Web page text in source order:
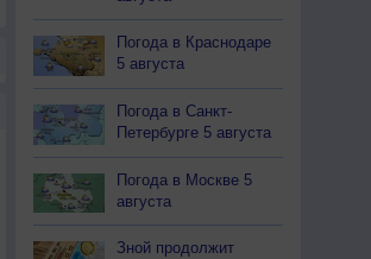
Погода в Краснодаре
5 августа
Погода в Санкт-
Петербурге 5 августа
Погода в Москве 5
августа
Зной продолжит